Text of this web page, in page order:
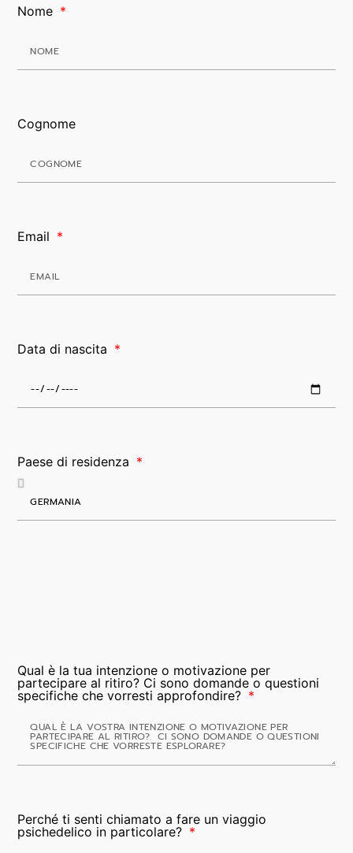
Nome
Cognome
Email
Data di nascita
Paese di residenza
Qual è la tua intenzione o motivazione per
partecipare al ritiro? Ci sono domande o questioni
specifiche che vorresti approfondire?
Perché ti senti chiamato a fare un viaggio
psichedelico in particolare?